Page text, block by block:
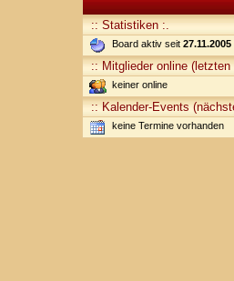
:: Statistiken :.
Board aktiv seit 27.11.2005
:: Mitglieder online (letzten
keiner online
:: Kalender-Events
keine Termine vorhanden